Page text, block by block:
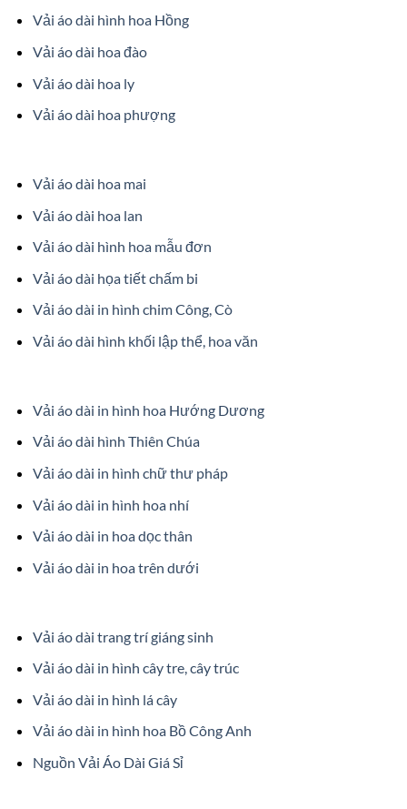
Vải áo dài hình hoa Hồng
Vải áo dài hoa đào
Vải áo dài hoa ly
Vải áo dài hoa phượng
Vải áo dài hoa mai
Vải áo dài hoa lan
Vải áo dài hình hoa mẫu đơn
Vải áo dài họa tiết chấm bi
Vải áo dài in hình chim Công, Cò
Vải áo dài hình khối lập thể, hoa văn
Vải áo dài in hình hoa Hướng Dương
Vải áo dài hình Thiên Chúa
Vải áo dài in hình chữ thư pháp
Vải áo dài in hình hoa nhí
Vải áo dài in hoa dọc thân
Vải áo dài in hoa trên dưới
Vải áo dài trang trí giáng sinh
Vải áo dài in hình cây tre, cây trúc
Vải áo dài in hình lá cây
Vải áo dài in hình hoa Bồ Công Anh
Nguồn Vải Áo Dài Giá Sỉ